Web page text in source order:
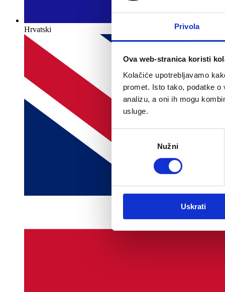
Privola
Ova web-stranica koristi
Kolačiće upotrebljavamo
promet. Isto tako, podatke
analizu, a oni ih mogu
usluge.
Nužni
Uskrati
Hrvatski